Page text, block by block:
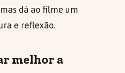
dá ao filme um
e reflexão.
melhor a